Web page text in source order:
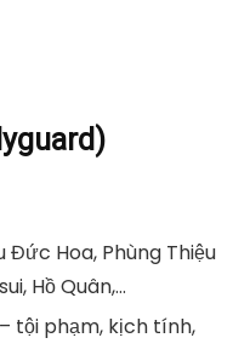
Đức Hoa, Phùng Thiệu
Hồ Quân,…
tội phạm, kịch tính,